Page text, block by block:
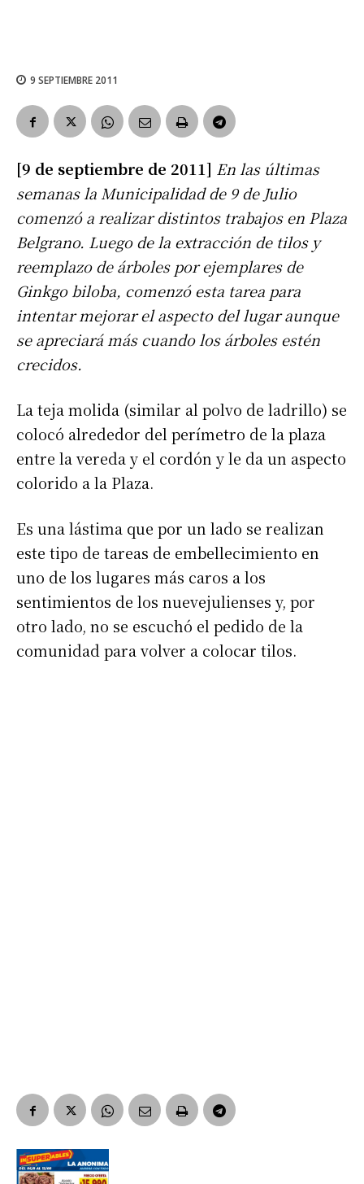
Suscribirme gratis
9 SEPTIEMBRE 2011
[9 de septiembre de 2011] En las últimas
semanas la Municipalidad de 9 de Julio
comenzó a realizar distintos trabajos en Plaza
Belgrano. Luego de la extracción de tilos y
reemplazo de árboles por ejemplares de
Ginkgo biloba, comenzó esta tarea para
intentar mejorar el aspecto del lugar aunque
se apreciará más cuando los árboles estén
crecidos.
La teja molida (similar al polvo de ladrillo) se
colocó alrededor del perímetro de la plaza
entre la vereda y el cordón y le da un aspecto
colorido a la Plaza.
Es una lástima que por un lado se realizan
este tipo de tareas de embellecimiento en
uno de los lugares más caros a los
sentimientos de los nuevejulienses y, por
otro lado, no se escuchó el pedido de la
comunidad para volver a colocar tilos.